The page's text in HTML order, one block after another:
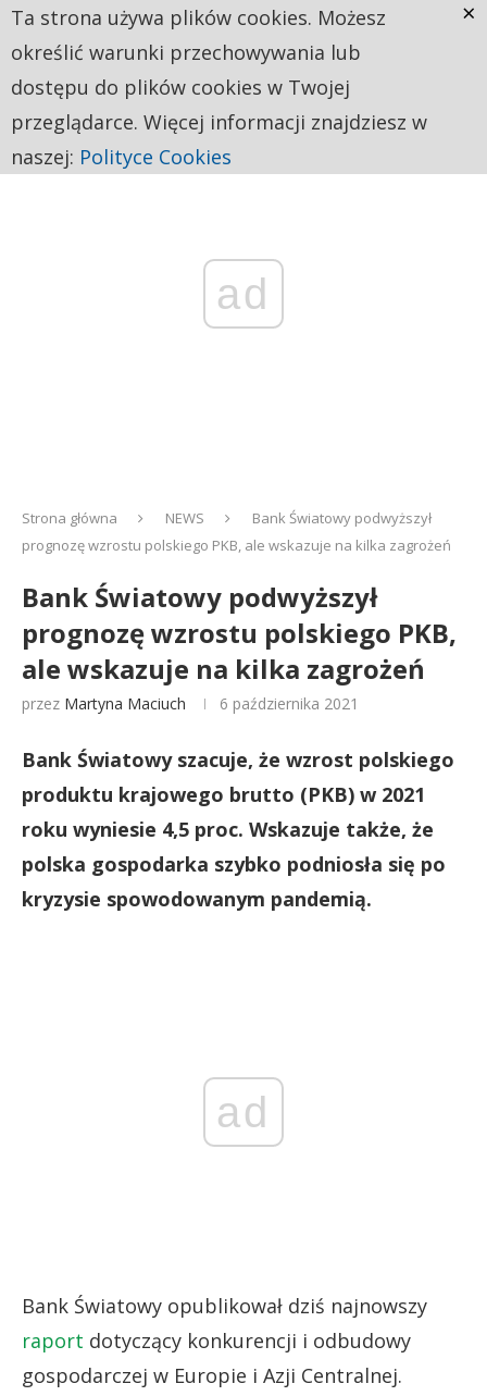
ad
Strona główna NEWS
Bank Światowy podwyższył
prognozę wzrostu polskiego PKB, ale wskazuje na kilka zagrożeń
Bank Światowy podwyższył
prognozę wzrostu polskiego PKB,
ale wskazuje na kilka zagrożeń
przez Martyna Maciuch 6 października 2021
Bank Światowy szacuje, że wzrost polskiego
produktu krajowego brutto (PKB) w 2021
roku wyniesie 4,5 proc. Wskazuje także, że
polska gospodarka szybko podniosła się po
kryzysie spowodowanym pandemią.
ad
Bank Światowy opublikował dziś najnowszy
raport dotyczący konkurencji i odbudowy
gospodarczej w Europie i Azji Centralnej.
Ta strona używa plików cookies. Możesz
określić warunki przechowywania lub
dostępu do plików cookies w Twojej
przeglądarce. Więcej informacji znajdziesz w
naszej: Polityce Cookies
×